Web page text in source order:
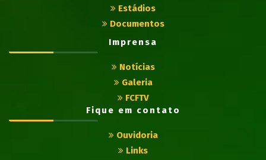
Estádios
Documentos
Imprensa
Notícias
Galeria
FCFTV
Fique em contato
Ouvidoria
Links